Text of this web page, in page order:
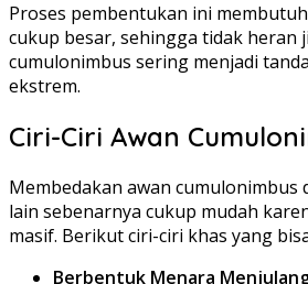
Proses pembentukan ini
cukup besar, sehingga tidak heran
cumulonimbus sering menjadi
ekstrem.
Ciri-Ciri Awan
Membedakan awan cumulonimbus
lain sebenarnya cukup mudah
masif. Berikut ciri-ciri khas yang
Berbentuk Menara